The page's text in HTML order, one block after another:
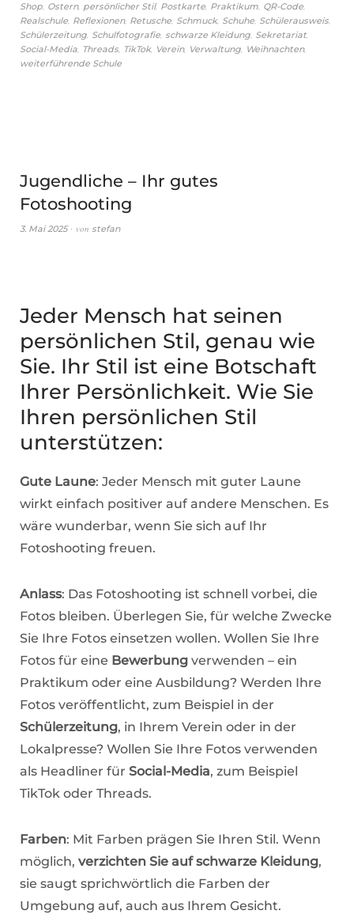
Shop, Ostern, persönlicher Stil, Postkarte, Praktikum, QR-Code,
Realschule, Reflexionen, Retusche, Schmuck, Schuhe, Schülerausweis,
Schülerzeitung, Schulfotografie, schwarze Kleidung, Sekretariat,
Social-Media, Threads, TikTok, Verein, Verwaltung, Weihnachten,
weiterführende Schule
Jugendliche – Ihr gutes
Fotoshooting
3. Mai 2025 von stefan
Jeder Mensch hat seinen
persönlichen Stil, genau wie
Sie. Ihr Stil ist eine Botschaft
Ihrer Persönlichkeit. Wie Sie
Ihren persönlichen Stil
unterstützen:
Gute Laune: Jeder Mensch mit guter Laune
wirkt einfach positiver auf andere Menschen. Es
wäre wunderbar, wenn Sie sich auf Ihr
Fotoshooting freuen.
Anlass: Das Fotoshooting ist schnell vorbei, die
Fotos bleiben. Überlegen Sie, für welche Zwecke
Sie Ihre Fotos einsetzen wollen. Wollen Sie Ihre
Fotos für eine Bewerbung verwenden – ein
Praktikum oder eine Ausbildung? Werden Ihre
Fotos veröffentlicht, zum Beispiel in der
Schülerzeitung, in Ihrem Verein oder in der
Lokalpresse? Wollen Sie Ihre Fotos verwenden
als Headliner für Social-Media, zum Beispiel
TikTok oder Threads.
Farben: Mit Farben prägen Sie Ihren Stil. Wenn
möglich, verzichten Sie auf schwarze Kleidung,
sie saugt sprichwörtlich die Farben der
Umgebung auf, auch aus Ihrem Gesicht.